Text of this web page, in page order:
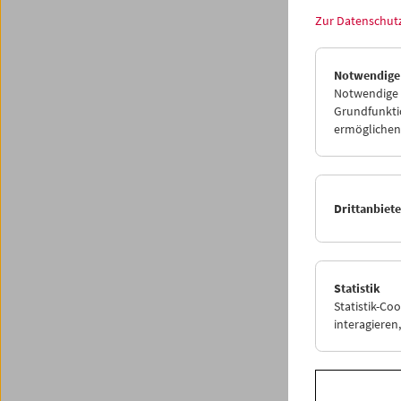
In
Es
im
Zur
Notwendige
Statistik
Statistik-